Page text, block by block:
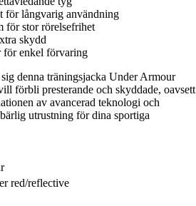
för långvarig användning
för stor rörelsefrihet
skydd
för enkel förvaring
denna träningsjacka Under Armour
förbli presterande och skyddade, oavsett
av avancerad teknologi och
utrustning för dina sportiga
red/reflective